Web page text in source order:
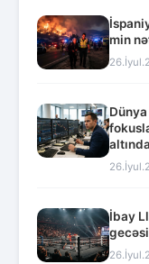
min
İbay